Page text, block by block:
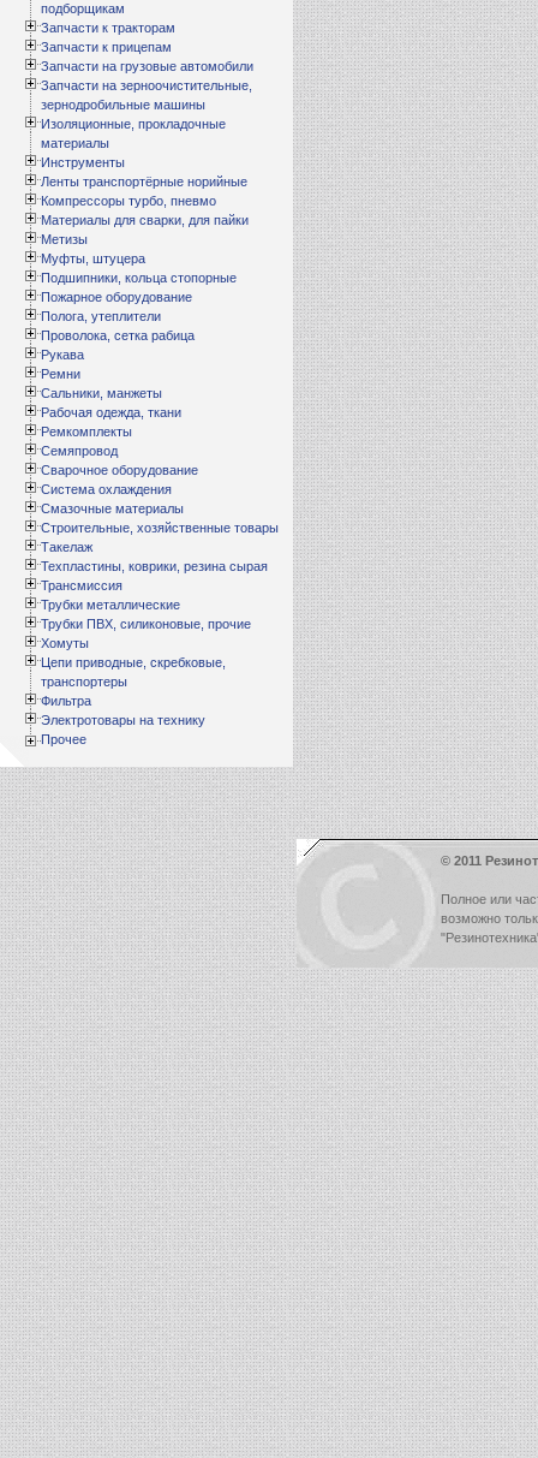
подборщикам
Запчасти к тракторам
Запчасти к прицепам
Запчасти на грузовые автомобили
Запчасти на зерноочистительные,
зернодробильные машины
Изоляционные, прокладочные
материалы
Инструменты
Ленты транспортёрные норийные
Компрессоры турбо, пневмо
Материалы для сварки, для пайки
Метизы
Муфты, штуцера
Подшипники, кольца стопорные
Пожарное оборудование
Полога, утеплители
Проволока, сетка рабица
Рукава
Ремни
Сальники, манжеты
Рабочая одежда, ткани
Ремкомплекты
Семяпровод
Сварочное оборудование
Система охлаждения
Смазочные материалы
Строительные, хозяйственные товары
Такелаж
Техпластины, коврики, резина сырая
Трансмиссия
Трубки металлические
Трубки ПВХ, силиконовые, прочие
Хомуты
Цепи приводные, скребковые,
транспортеры
Фильтра
Электротовары на технику
Прочее
© 2011
Полное или
возможно